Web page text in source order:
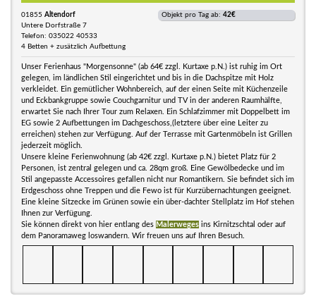
01855 Altendorf
Untere Dorfstraße 7
Telefon: 035022 40533
4 Betten + zusätzlich Aufbettung
Objekt pro Tag ab: 42€
Unser Ferienhaus "Morgensonne" (ab 64€ zzgl. Kurtaxe p.N.) ist ruhig im Ort
gelegen, im ländlichen Stil eingerichtet und bis in die Dachspitze mit Holz
verkleidet. Ein gemütlicher Wohnbereich, auf der einen Seite mit Küchenzeile
und Eckbankgruppe sowie Couchgarnitur und TV in der anderen Raumhälfte,
erwartet Sie nach Ihrer Tour zum Relaxen. Ein Schlafzimmer mit Doppelbett im
EG sowie 2 Aufbettungen im Dachgeschoss,(letztere über eine Leiter zu
erreichen) stehen zur Verfügung. Auf der Terrasse mit Gartenmöbeln ist Grillen
jederzeit möglich.
Unsere kleine Ferienwohnung (ab 42€ zzgl. Kurtaxe p.N.) bietet Platz für 2
Personen, ist zentral gelegen und ca. 28qm groß. Eine Gewölbedecke und im
Stil angepasste Accessoires gefallen nicht nur Romantikern. Sie befindet sich im
Erdgeschoss ohne Treppen und die Fewo ist für Kurzübernachtungen geeignet.
Eine kleine Sitzecke im Grünen sowie ein über-dachter Stellplatz im Hof stehen
Ihnen zur Verfügung.
Sie können direkt von hier entlang des Malerweges ins Kirnitzschtal oder auf
dem Panoramaweg loswandern. Wir freuen uns auf Ihren Besuch.